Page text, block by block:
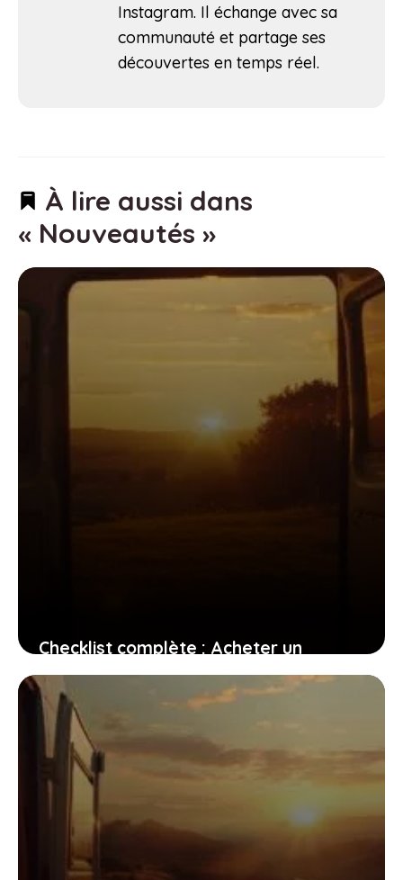
Instagram. Il échange avec sa
communauté et partage ses
découvertes en temps réel.
À lire aussi dans
« Nouveautés »
Checklist complète : Acheter un
camping-car en Europe
29 avril 2025